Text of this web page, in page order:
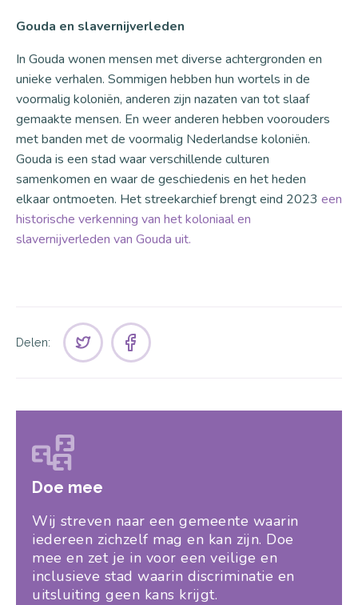
Gouda en slavernijverleden
In Gouda wonen mensen met diverse achtergronden en
unieke verhalen. Sommigen hebben hun wortels in de
voormalig koloniën, anderen zijn nazaten van tot slaaf
gemaakte mensen. En weer anderen hebben voorouders
met banden met de voormalig Nederlandse koloniën.
Gouda is een stad waar verschillende culturen
samenkomen en waar de geschiedenis en het heden
elkaar ontmoeten. Het streekarchief brengt eind 2023 een
historische verkenning van het koloniaal en
slavernijverleden van Gouda uit.
Delen:
Doe mee
Wij streven naar een gemeente waarin
iedereen zichzelf mag en kan zijn. Doe
mee en zet je in voor een veilige en
inclusieve stad waarin discriminatie en
uitsluiting geen kans krijgt.